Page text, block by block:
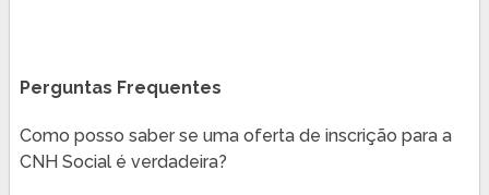
Perguntas Frequentes
Como posso saber se uma oferta de inscrição para a
CNH Social é verdadeira?